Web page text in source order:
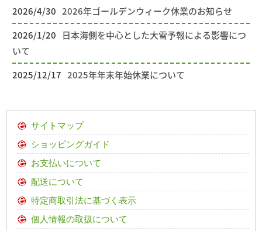
2026/4/30 2026年ゴールデンウィーク休業のお知らせ
2026/1/20
日本海側を中心とした大雪予報による影響につ
いて
2025/12/17 2025年年末年始休業について
サイトマップ
ショッピングガイド
お支払いについて
配送について
特定商取引法に基づく表示
個人情報の取扱について